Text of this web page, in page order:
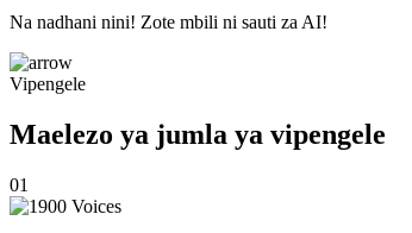
Na nadhani nini! Zote mbili ni sauti za AI!
Vipengele
Maelezo ya jumla ya vipengele
01